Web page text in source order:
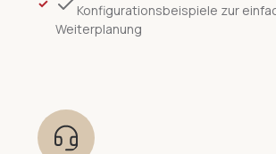
Konfigurationsbeispiele zur
Weiterplanung